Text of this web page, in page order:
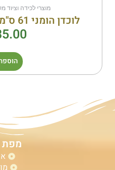
מוצרי לכידה וציוד
לוכדן הומני 61 ס"מ שחור (ראש רגיל)